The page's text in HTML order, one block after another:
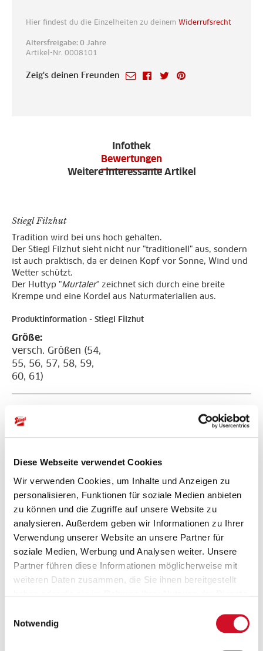
Diese Webseite verwendet Cookies
Wir verwenden Cookies, um Inhalte und Anzeigen zu
personalisieren, Funktionen für soziale Medien anbieten
zu können und die Zugriffe auf unsere Website zu
analysieren. Außerdem geben wir Informationen zu Ihrer
Verwendung unserer Website an unsere Partner für
soziale Medien, Werbung und Analysen weiter. Unsere
Partner führen diese Informationen möglicherweise mit
weiteren Daten zusammen, die Sie ihnen bereitgestellt
Notwendig
Hier findest du die Einzelheiten zu deinem Widerrufsrecht
Altersfreigabe: 0 Jahre
Artikel-Nr. 0008101
Zeig's deinen Freunden
Infothek
Bewertungen
Weitere interessante Artikel
Stiegl Filzhut
Tradition wird bei uns hoch gehalten.
Der Stiegl Filzhut sieht nicht nur "traditionell" aus, sondern
ist auch praktisch, da er deinen Kopf vor Sonne, Wind und
Wetter schützt.
Der Huttyp "Murtaler" zeichnet sich durch eine breite
Krempe und eine Kordel aus Naturmaterialien aus.
Produktinformation - Stiegl Filzhut
Größe:
versch. Größen (54,
55, 56, 57, 58, 59,
60, 61)
dunkelgrau
Material:
Details:
Kordel als Hutband
rote Stiegl-Stickerei
auf der Seite